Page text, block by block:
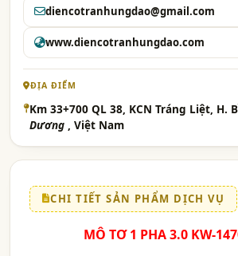
diencotranhungdao@gmail.com
www.diencotranhungdao.com
ĐỊA ĐIỂM
Km 33+700 QL 38, KCN Tráng Liệt, H.
Dương , Việt Nam
CHI TIẾT SẢN PHẨM DỊCH VỤ
MÔ TƠ 1 PHA 3.0 KW-